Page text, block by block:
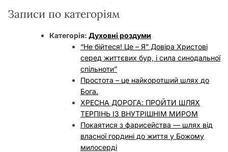
Записи по категоріям
Категорія: Духовні роздуми
“Не бійтеся! Це – Я” Довіра Христові
серед життєвих бур, і сила синодальної
спільноти”
Простота – це найкоротший шлях до
Бога.
ХРЕСНА ДОРОГА: ПРОЙТИ ШЛЯХ
ТЕРПІНЬ ІЗ ВНУТРІШНІМ МИРОМ
Покаятися з фарисейства — шлях від
власної гордині до життя у Божому
милосерді